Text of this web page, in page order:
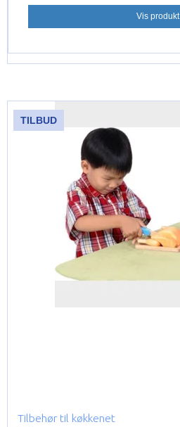
Vis produkt
TILBUD
Tilbehør til køkkenet